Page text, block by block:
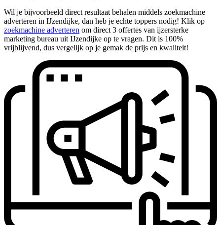
Wil je bijvoorbeeld direct resultaat behalen middels zoekmachine
adverteren in IJzendijke, dan heb je echte toppers nodig! Klik op
zoekmachine adverteren om direct 3 offertes van ijzersterke
marketing bureau uit IJzendijke op te vragen. Dit is 100%
vrijblijvend, dus vergelijk op je gemak de prijs en kwaliteit!